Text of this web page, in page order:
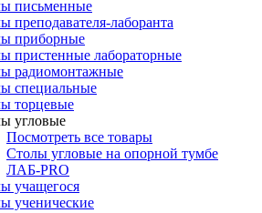
письменные
преподавателя-лаборанта
приборные
пристенные лабораторные
радиомонтажные
специальные
торцевые
угловые
Посмотреть все товары
Столы угловые на опорной тумбе
ЛАБ-PRO
учащегося
ученические